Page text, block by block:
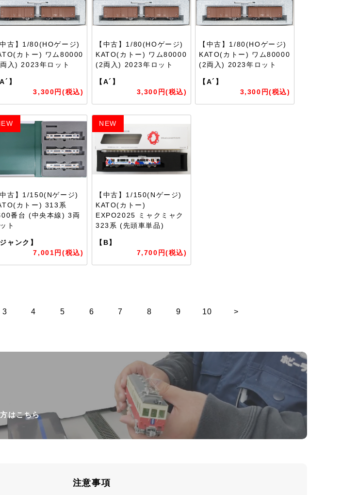
中古】1/80(HOゲージ)
カトー) ワム80000
入) 2023年ロット
】
3,300円(税込)
【中古】1/80(HOゲージ)
KATO(カトー) ワム80000
(2両入) 2023年ロット
【A´】
3,300円(税込)
【中古】1/80(HOゲージ)
KATO(カトー) ワム80000
(2両入) 2023年ロット
【A´】
3,300円(税込)
中古】1/150(Nゲージ)
カトー) 313系
番台 (中央本線) 3両
ト
ジャンク】
7,001円(税込)
NEW
【中古】1/150(Nゲージ)
KATO(カトー)
EXPO2025 ミャクミャク
323系 (先頭車単品)
【B】
7,700円(税込)
3 4 5 6 7 8 9 10 >
はこちら
注意事項